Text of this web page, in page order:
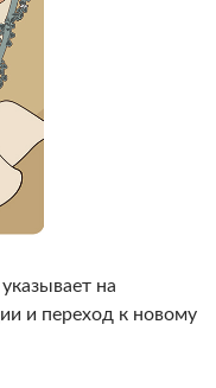
на
и переход к новому